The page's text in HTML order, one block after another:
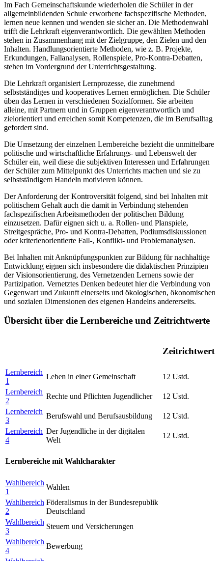
Im Fach Gemeinschaftskunde wiederholen die Schüler in der
allgemeinbildenden Schule erworbene fachspezifische Methoden,
lernen neue kennen und wenden sie sicher an. Die Methodenwahl
trifft die Lehrkraft eigenverantwortlich. Die gewählten Methoden
stehen in Zusammenhang mit der Zielgruppe, den Zielen und den
Inhalten. Handlungsorientierte Methoden, wie z. B. Projekte,
Erkundungen, Fallanalysen, Rollenspiele, Pro-Kontra-Debatten,
stehen im Vordergrund der Unterrichtsgestaltung.
Die Lehrkraft organisiert Lernprozesse, die zunehmend
selbstständiges und kooperatives Lernen ermöglichen. Die Schüler
üben das Lernen in verschiedenen Sozialformen. Sie arbeiten
alleine, mit Partnern und in Gruppen eigenverantwortlich und
zielorientiert und erreichen somit Kompetenzen, die im Berufsalltag
gefordert sind.
Die Umsetzung der einzelnen Lernbereiche bezieht die unmittelbare
politische und wirtschaftliche Erfahrungs- und Lebenswelt der
Schüler ein, weil diese die subjektiven Interessen und Erfahrungen
der Schüler zum Mittelpunkt des Unterrichts machen und sie zu
selbstständigem Handeln motivieren können.
Der Anforderung der Kontroversität folgend, sind bei Inhalten mit
politischem Gehalt auch die damit in Verbindung stehenden
fachspezifischen Arbeitsmethoden der politischen Bildung
einzusetzen. Dafür eignen sich u. a. Rollen- und Planspiele,
Streitgespräche, Pro- und Kontra-Debatten, Podiumsdiskussionen
oder kriterienorientierte Fall-, Konflikt- und Problemanalysen.
Bei Inhalten mit Anknüpfungspunkten zur Bildung für nachhaltige
Entwicklung eignen sich insbesondere die didaktischen Prinzipien
der Visionsorientierung, des Vernetzenden Lernens sowie der
Partizipation. Vernetztes Denken bedeutet hier die Verbindung von
Gegenwart und Zukunft einerseits und ökologischen, ökonomischen
und sozialen Dimensionen des eigenen Handelns andererseits.
Übersicht über die Lernbereiche und Zeitrichtwerte
Zeitrichtwert
Lernbereich
1
Leben in einer Gemeinschaft
12 Ustd.
Lernbereich
2
Rechte und Pflichten Jugendlicher
12 Ustd.
Lernbereich
3
Berufswahl und Berufsausbildung
12 Ustd.
Lernbereich
4
Der Jugendliche in der digitalen
Welt
12 Ustd.
Lernbereiche mit Wahlcharakter
Wahlbereich
1
Wahlen
Wahlbereich
2
Föderalismus in der Bundesrepublik
Deutschland
Wahlbereich
3
Steuern und Versicherungen
Wahlbereich
4
Bewerbung